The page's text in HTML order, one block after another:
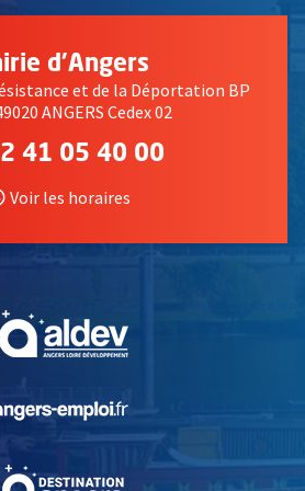
d'Angers
et de la Déportation BP
ANGERS Cedex 02
41 05 40 00
Voir les horaires
, Ouvre une nouvelle